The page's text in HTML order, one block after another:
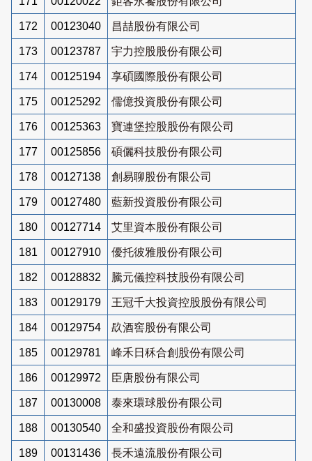
172 00123040 昌喆股份有限公司
173 00123787 宇力控股股份有限公司
174 00125194 享碩國際股份有限公司
175 00125292 儒億投資股份有限公司
176 00125363 寶連堡控股股份有限公司
177 00125856 碩儷科技股份有限公司
178 00127138 創易聊股份有限公司
179 00127480 藍新投資股份有限公司
180 00127714 艾里資本股份有限公司
181 00127910 優托彼雅股份有限公司
182 00128832 騰元儀控科技股份有限公司
183 00129179 王冠千大投資控股股份有限公司
184 00129754 镹酒窖股份有限公司
185 00129781 峰禾日秝合創股份有限公司
186 00129972 臣唐股份有限公司
187 00130008 泰來環球股份有限公司
188 00130540 全和盛投資股份有限公司
189 00131436 長禾遠流股份有限公司